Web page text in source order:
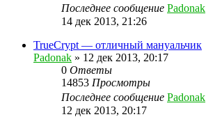
Последнее сообщение Padonak
14 дек 2013, 21:26
TrueCrypt — отличный мануальчик
Padonak » 12 дек 2013, 20:17
0 Ответы
14853 Просмотры
Последнее сообщение Padonak
12 дек 2013, 20:17